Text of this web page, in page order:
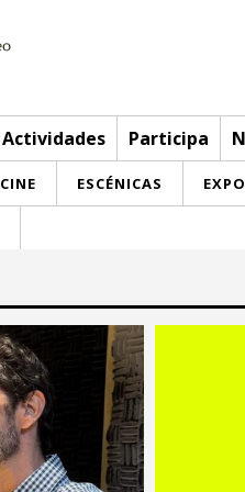
Actividades Participa
CINE ESCÉNICAS